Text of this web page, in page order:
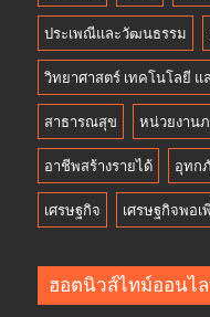
ประเพณีและวัฒนธรรม
วิทยาศาสตร์ เทคโนโลยี แ
สาธารณสุข หน่วยงาน
อาชีพสร้างรายได้ อุทก
เศรษฐกิจ เศรษฐกิจพอเ
ฮอตนิวส์ไทม์ออนไ